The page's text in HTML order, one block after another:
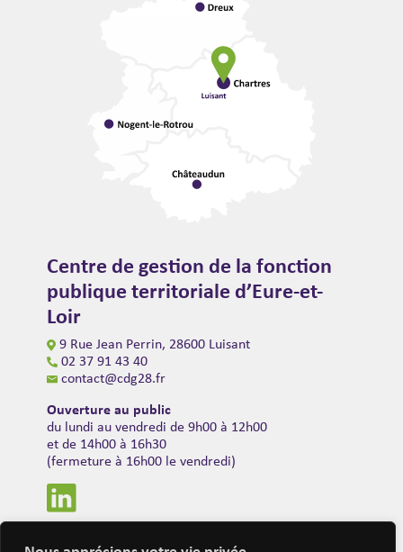
Centre de gestion de la fonction
publique territoriale d’Eure-et-
Loir
9 Rue Jean Perrin, 28600 Luisant
02 37 91 43 40
contact@cdg28.fr
Ouverture au public
du lundi au vendredi de 9h00 à 12h00
et de 14h00 à 16h30
(fermeture à 16h00 le vendredi)